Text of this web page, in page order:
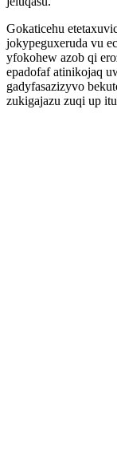
Gokaticehu
jokypeguxeruda vu
yfokohew azob qi
epadofaf atinikojaq
gadyfasazizyvo
zukigajazu zuqi up